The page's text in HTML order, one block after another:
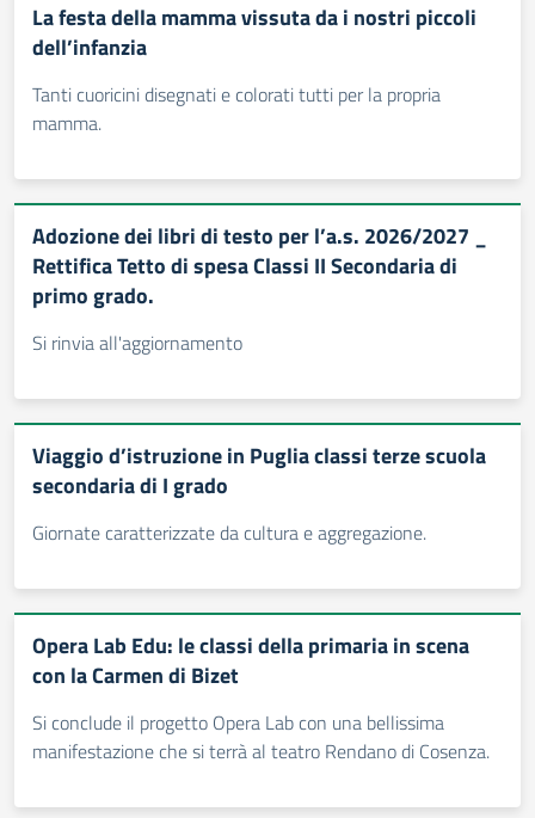
La festa della mamma vissuta da i nostri piccoli
dell’infanzia
Tanti cuoricini disegnati e colorati tutti per la propria
mamma.
Adozione dei libri di testo per l’a.s. 2026/2027 _
Rettifica Tetto di spesa Classi II Secondaria di
primo grado.
Si rinvia all'aggiornamento
Viaggio d’istruzione in Puglia classi terze scuola
secondaria di I grado
Giornate caratterizzate da cultura e aggregazione.
Opera Lab Edu: le classi della primaria in scena
con la Carmen di Bizet
Si conclude il progetto Opera Lab con una bellissima
manifestazione che si terrà al teatro Rendano di Cosenza.